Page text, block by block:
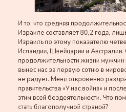
И то, что средняя
Израиле составляет 80,2 года,
Израиль по этому показателю
Исландии, Швейцарии и Австралии.
продолжительности жизни мужчин
вынес нас за первую сотню в
не радует. Меня откровенно
правительства «У нас война» и
этим всей бездеятельности. Что
стать благополучной страной?